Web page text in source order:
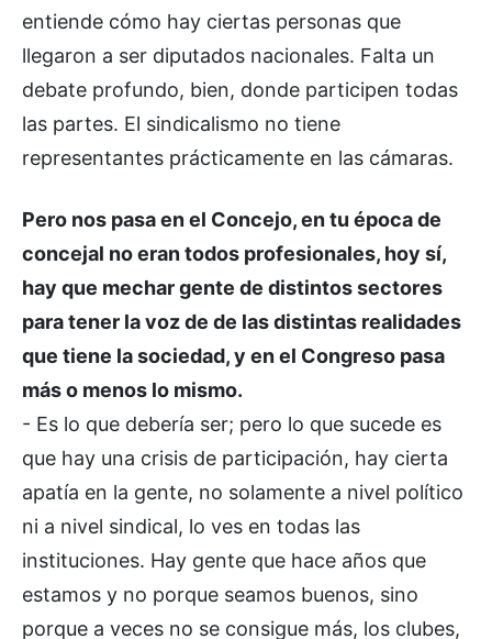
entiende cómo hay ciertas personas que
llegaron a ser diputados nacionales. Falta un
debate profundo, bien, donde participen todas
las partes. El sindicalismo no tiene
representantes prácticamente en las cámaras.
Pero nos pasa en el Concejo, en tu época de
concejal no eran todos profesionales, hoy sí,
hay que mechar gente de distintos sectores
para tener la voz de de las distintas realidades
que tiene la sociedad, y en el Congreso pasa
más o menos lo mismo.
- Es lo que debería ser; pero lo que sucede es
que hay una crisis de participación, hay cierta
apatía en la gente, no solamente a nivel político
ni a nivel sindical, lo ves en todas las
instituciones. Hay gente que hace años que
estamos y no porque seamos buenos, sino
porque a veces no se consigue más, los clubes,